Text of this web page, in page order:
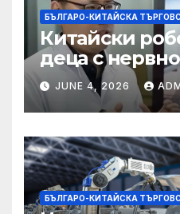
БЪЛГАРО-КИТАЙСКА
Китайски
деца с нервно
разстройство
изправят за
JUNE 4, 2026
БЪЛГАРО-КИТАЙСКА